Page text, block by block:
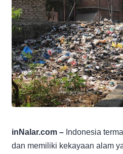
inNalar.com – Indonesia
dan memiliki kekayaan alam